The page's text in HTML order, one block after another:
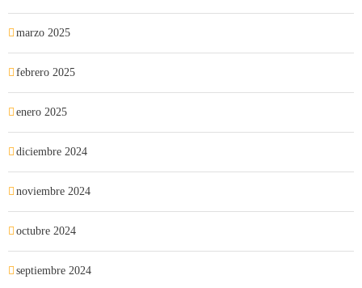
marzo 2025
febrero 2025
enero 2025
diciembre 2024
noviembre 2024
octubre 2024
septiembre 2024